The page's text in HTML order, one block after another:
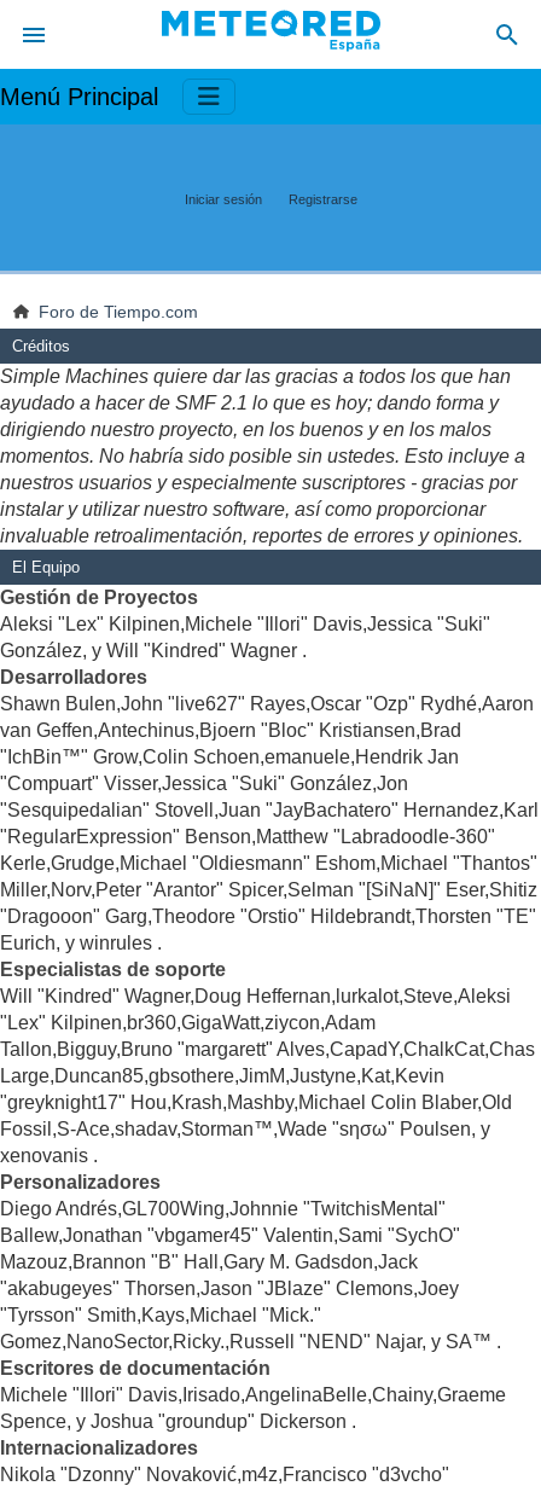
Menú Principal
Iniciar sesión Registrarse
Foro de Tiempo.com
Créditos
Simple Machines quiere dar las gracias a todos los que han
ayudado a hacer de SMF 2.1 lo que es hoy; dando forma y
dirigiendo nuestro proyecto, en los buenos y en los malos
momentos. No habría sido posible sin ustedes. Esto incluye a
nuestros usuarios y especialmente suscriptores - gracias por
instalar y utilizar nuestro software, así como proporcionar
invaluable retroalimentación, reportes de errores y opiniones.
El Equipo
Gestión de Proyectos
Aleksi "Lex" Kilpinen,Michele "Illori" Davis,Jessica "Suki"
González, y Will "Kindred" Wagner .
Desarrolladores
Shawn Bulen,John "live627" Rayes,Oscar "Ozp" Rydhé,Aaron
van Geffen,Antechinus,Bjoern "Bloc" Kristiansen,Brad
"IchBin™" Grow,Colin Schoen,emanuele,Hendrik Jan
"Compuart" Visser,Jessica "Suki" González,Jon
"Sesquipedalian" Stovell,Juan "JayBachatero" Hernandez,Karl
"RegularExpression" Benson,Matthew "Labradoodle-360"
Kerle,Grudge,Michael "Oldiesmann" Eshom,Michael "Thantos"
Miller,Norv,Peter "Arantor" Spicer,Selman "[SiNaN]" Eser,Shitiz
"Dragooon" Garg,Theodore "Orstio" Hildebrandt,Thorsten "TE"
Eurich, y winrules .
Especialistas de soporte
Will "Kindred" Wagner,Doug Heffernan,lurkalot,Steve,Aleksi
"Lex" Kilpinen,br360,GigaWatt,ziycon,Adam
Tallon,Bigguy,Bruno "margarett" Alves,CapadY,ChalkCat,Chas
Large,Duncan85,gbsothere,JimM,Justyne,Kat,Kevin
"greyknight17" Hou,Krash,Mashby,Michael Colin Blaber,Old
Fossil,S-Ace,shadav,Storman™,Wade "sησω" Poulsen, y
xenovanis .
Personalizadores
Diego Andrés,GL700Wing,Johnnie "TwitchisMental"
Ballew,Jonathan "vbgamer45" Valentin,Sami "SychO"
Mazouz,Brannon "B" Hall,Gary M. Gadsdon,Jack
"akabugeyes" Thorsen,Jason "JBlaze" Clemons,Joey
"Tyrsson" Smith,Kays,Michael "Mick."
Gomez,NanoSector,Ricky.,Russell "NEND" Najar, y SA™ .
Escritores de documentación
Michele "Illori" Davis,Irisado,AngelinaBelle,Chainy,Graeme
Spence, y Joshua "groundup" Dickerson .
Internacionalizadores
Nikola "Dzonny" Novaković,m4z,Francisco "d3vcho"